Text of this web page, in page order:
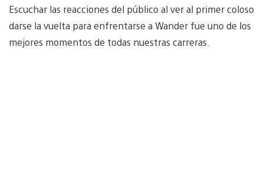
Escuchar las reacciones del público al ver al primer coloso
darse la vuelta para enfrentarse a Wander fue uno de los
mejores momentos de todas nuestras carreras.